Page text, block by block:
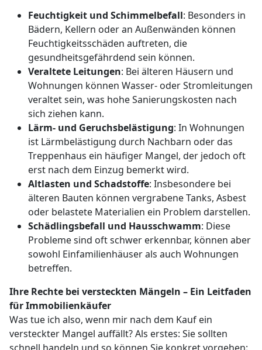
Feuchtigkeit und Schimmelbefall: Besonders in
Bädern, Kellern oder an Außenwänden können
Feuchtigkeitsschäden auftreten, die
gesundheitsgefährdend sein können.
Veraltete Leitungen: Bei älteren Häusern und
Wohnungen können Wasser- oder Stromleitungen
veraltet sein, was hohe Sanierungskosten nach
sich ziehen kann.
Lärm- und Geruchsbelästigung: In Wohnungen
ist Lärmbelästigung durch Nachbarn oder das
Treppenhaus ein häufiger Mangel, der jedoch oft
erst nach dem Einzug bemerkt wird.
Altlasten und Schadstoffe: Insbesondere bei
älteren Bauten können vergrabene Tanks, Asbest
oder belastete Materialien ein Problem darstellen.
Schädlingsbefall und Hausschwamm: Diese
Probleme sind oft schwer erkennbar, können aber
sowohl Einfamilienhäuser als auch Wohnungen
betreffen.
Ihre Rechte bei versteckten Mängeln – Ein Leitfaden
für Immobilienkäufer
Was tue ich also, wenn mir nach dem Kauf ein
versteckter Mangel auffällt? Als erstes: Sie sollten